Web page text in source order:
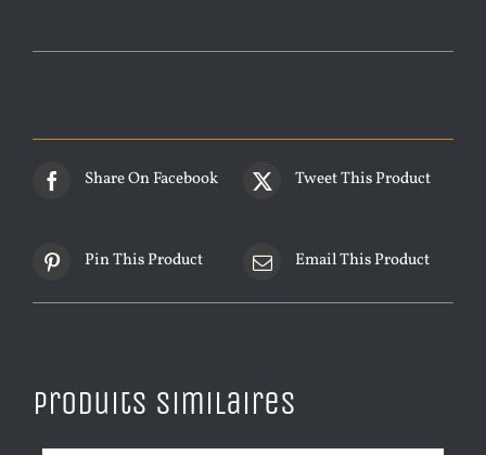
Share On Facebook Tweet This Product
Pin This Product Email This Product
Produits similaires